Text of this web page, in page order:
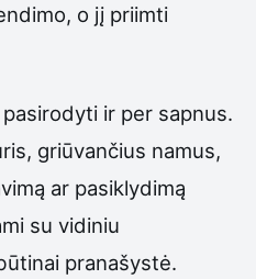
o jį priimti
ir per sapnus.
griūvančius namus,
ar pasiklydimą
su vidiniu
pranašystė.